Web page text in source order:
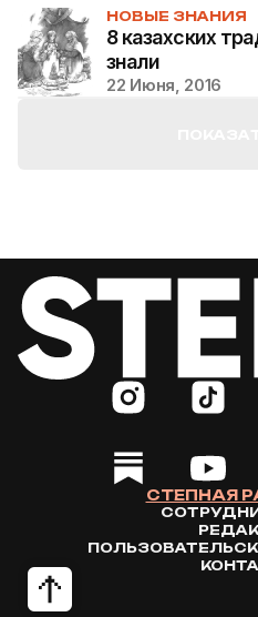
НОВЫЕ ЗНАНИЯ
8 казахских
знали
22 Июня, 2016
СТЕПНАЯ